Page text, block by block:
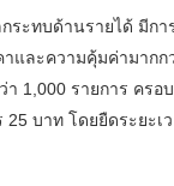
ระทบด้านรายได้ มี
ละความคุ้มค่ามาก
า 1,000 รายการ ค
บาท โดยยืดระยะ